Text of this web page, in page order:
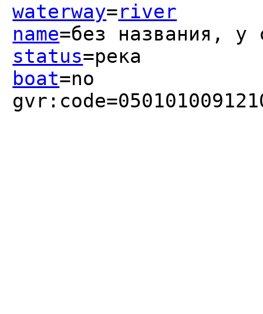
waterway=river
name=без названия, у
status=река
boat=no